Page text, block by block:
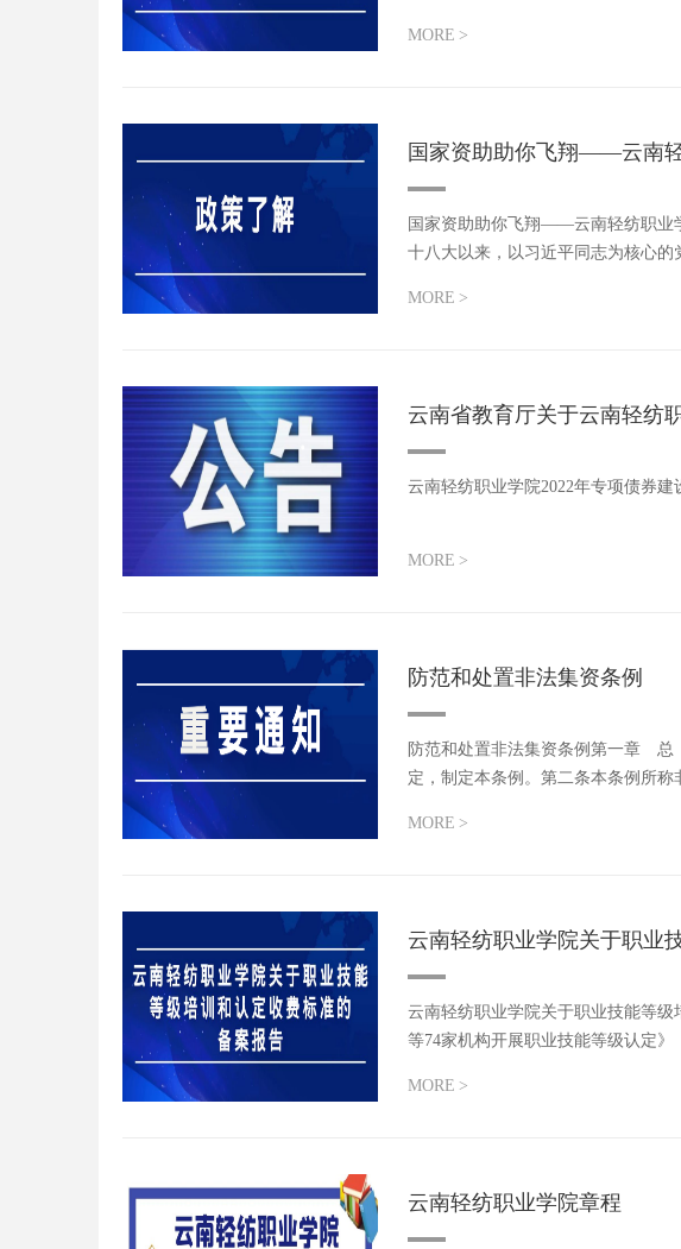
MORE >
国家资助助你飞翔——云南
国家资助助你飞翔——云南轻纺职业
十八大以来，以习近平同志为核心
MORE >
云南省教育厅关于云南轻纺
云南轻纺职业学院2022年专项债券
MORE >
防范和处置非法集资条例
防范和处置非法集资条例第一章
定，制定本条例。第二条本条例所
MORE >
云南轻纺职业学院关于职业
云南轻纺职业学院关于职业技能等
等74家机构开展职业技能等级认定
MORE >
云南轻纺职业学院章程